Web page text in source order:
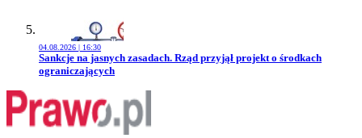
04.08.2026 | 16:30
Przejdź do artykułu:
Sankcje na jasnych zasadach. Rząd przyjął projekt o środkach
ograniczających